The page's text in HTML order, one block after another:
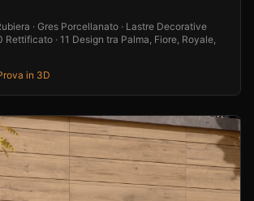
· Gres Porcellanato · Lastre Decorative
Rettificato · 11 Design tra Palma, Fiore, Royale,
in 3D